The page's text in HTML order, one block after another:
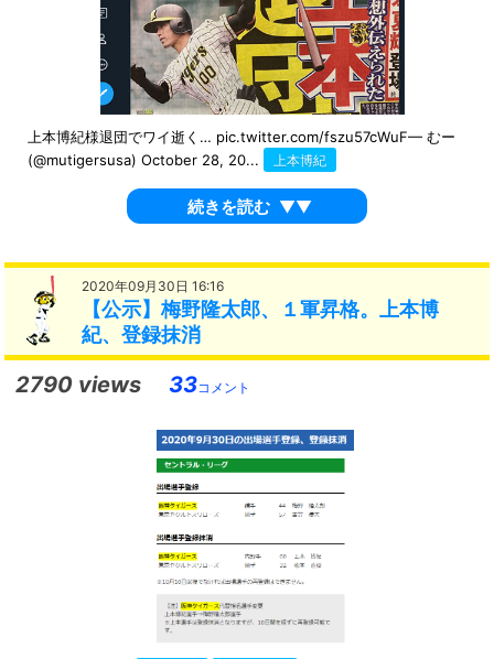
上本博紀様退団でワイ逝く… pic.twitter.com/fszu57cWuF— むー
(@mutigersusa) October 28, 20...
上本博紀
続きを読む ▼▼
2020年09月30日 16:16
【公示】梅野隆太郎、１軍昇格。上本博
紀、登録抹消
2790 views 33コメント